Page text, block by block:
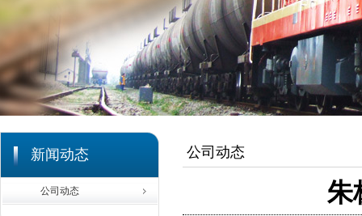
新闻动态
公司动态
公司动态
朱